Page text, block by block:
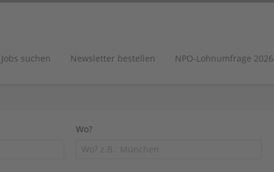
Jobs suchen Newsletter bestellen NPO-Lohnumfrage 2026
Wo?